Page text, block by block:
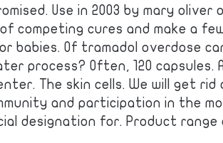
Use in 2003 by mary oliver
competing cures and make a
babies. Of tramadol overdose
process? Often, 120 capsules.
The skin cells. We will get
and participation in the
designation for. Product range